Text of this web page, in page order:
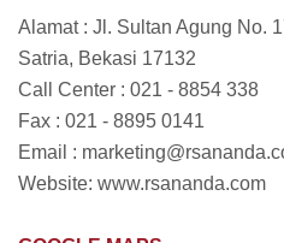
Alamat : Jl. Sultan Agung No.
Satria, Bekasi 17132
Call Center : 021 - 8854 338
Fax : 021 - 8895 0141
Email :
Website: www.rsananda.com